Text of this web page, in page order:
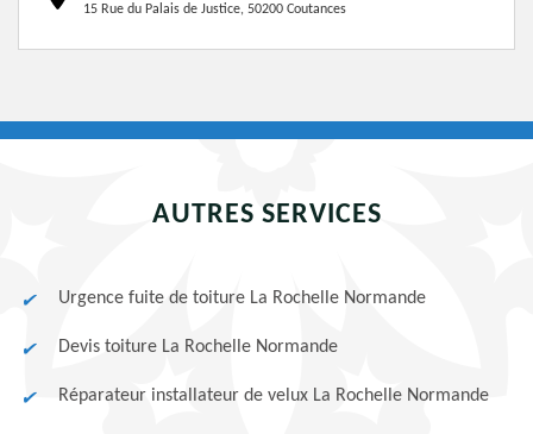
15 Rue du Palais de Justice, 50200 Coutances
AUTRES SERVICES
Urgence fuite de toiture La Rochelle Normande
Devis toiture La Rochelle Normande
Réparateur installateur de velux La Rochelle Normande